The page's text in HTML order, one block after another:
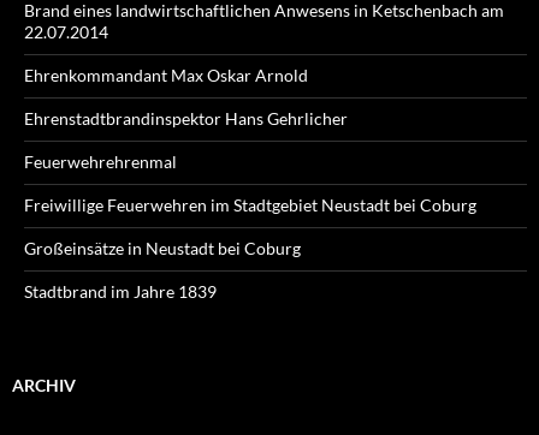
Brand eines landwirtschaftlichen Anwesens in Ketschenbach am
22.07.2014
Ehrenkommandant Max Oskar Arnold
Ehrenstadtbrandinspektor Hans Gehrlicher
Feuerwehrehrenmal
Freiwillige Feuerwehren im Stadtgebiet Neustadt bei Coburg
Großeinsätze in Neustadt bei Coburg
Stadtbrand im Jahre 1839
ARCHIV